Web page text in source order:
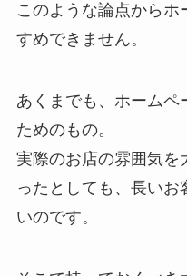
このような論点から
すめできません。
あくまでも、ホームペ
ためのもの。
実際のお店の雰囲気を
ったとしても、長い
いのです。